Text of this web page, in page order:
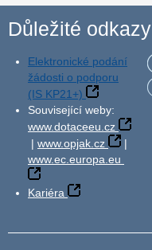
Důležité odkazy
Elektronické podání
žádosti o podporu
(IS KP21+)
Související weby:
www.dotaceeu.cz
| www.opjak.cz
|
www.ec.europa.eu
Kariéra